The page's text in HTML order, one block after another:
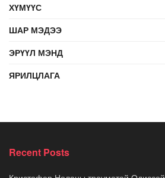
ХҮМҮҮС
ШАР МЭДЭЭ
ЭРҮҮЛ МЭНД
ЯРИЛЦЛАГА
Recent Posts